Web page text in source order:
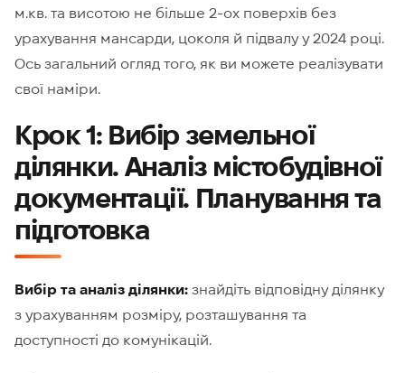
м.кв. та висотою не більше 2-ох поверхів без
урахування мансарди, цоколя й підвалу у 2024 році.
Ось загальний огляд того, як ви можете реалізувати
свої наміри.
Крок 1: Вибір земельної
ділянки. Аналіз містобудівної
документації. Планування та
підготовка
Вибір та аналіз ділянки: знайдіть відповідну ділянку
з урахуванням розміру, розташування та
доступності до комунікацій.